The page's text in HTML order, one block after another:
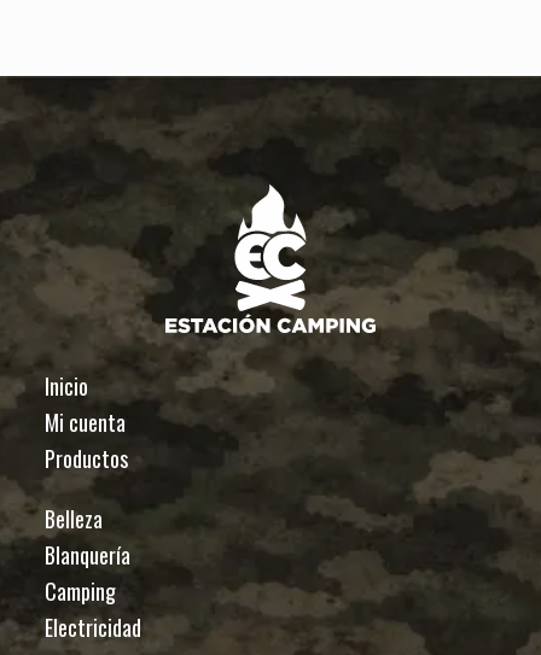
Inicio
Mi cuenta
Productos
Belleza
Blanquería
Camping
Electricidad